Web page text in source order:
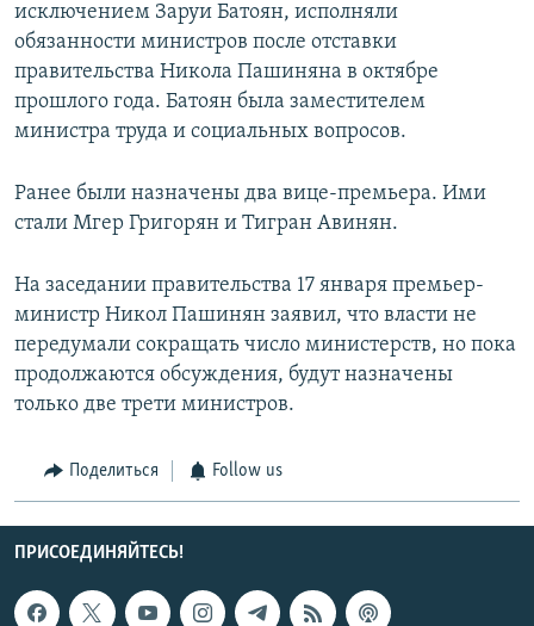
исключением Заруи Батоян, исполняли
обязанности министров после отставки
правительства Никола Пашиняна в октябре
прошлого года. Батоян была заместителем
министра труда и социальных вопросов.
Ранее были назначены два вице-премьера. Ими
стали Мгер Григорян и Тигран Авинян.
На заседании правительства 17 января премьер-
министр Никол Пашинян заявил, что власти не
передумали сокращать число министерств, но пока
продолжаются обсуждения, будут назначены
только две трети министров.
Поделиться Follow us
ПРИСОЕДИНЯЙТЕСЬ!